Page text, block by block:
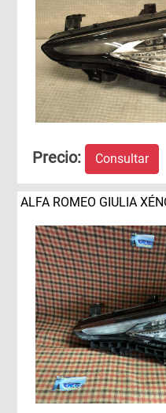
Precio: Consultar
ALFA ROMEO GIULIA